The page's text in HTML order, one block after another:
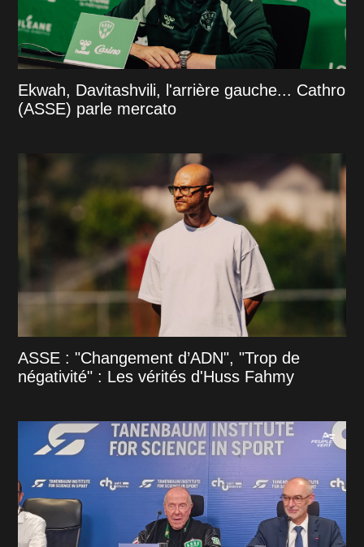
Ekwah, Davitashvili, l'arrière gauche... Cathro
(ASSE) parle mercato
ASSE : "Changement d’ADN", "Trop de
négativité" : Les vérités d'Huss Fahmy